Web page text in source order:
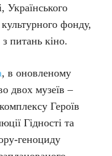
Українського
фонду,
питань кіно.
, в оновленому
двох музеїв –
Героїв
Гідності та
геноциду